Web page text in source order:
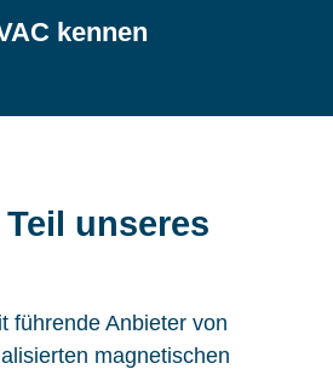
kennen
unseres
führende Anbieter von
magnetischen